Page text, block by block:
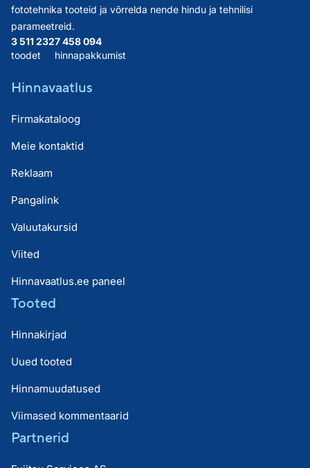
fototehnika tooteid ja võrrelda nende hindu ja tehnilisi
parameetreid.
3 511 232
toodet
7 458 094
hinnapakkumist
Hinnavaatlus
Firmakataloog
Meie kontaktid
Reklaam
Pangalink
Valuutakursid
Viited
Hinnavaatlus.ee paneel
Tooted
Hinnakirjad
Uued tooted
Hinnamuudatused
Viimased kommentaarid
Partnerid